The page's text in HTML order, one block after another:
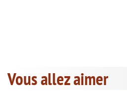
Vous allez aimer